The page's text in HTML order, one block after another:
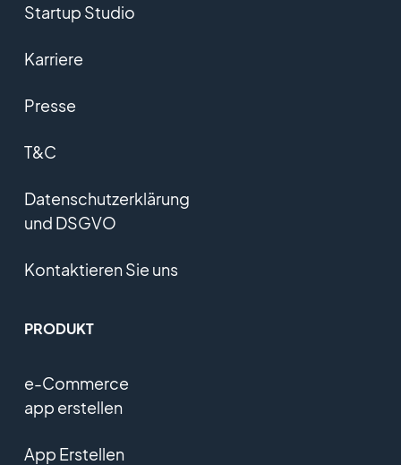
Startup Studio
Karriere
Presse
T&C
Datenschutzerklärung
und DSGVO
Kontaktieren Sie uns
PRODUKT
e-Commerce
app erstellen
App Erstellen